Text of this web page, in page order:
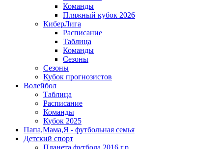
Команды
Пляжный кубок 2026
КиберЛига
Расписание
Таблица
Команды
Сезоны
Сезоны
Кубок прогнозистов
Волейбол
Таблица
Расписание
Команды
Кубок 2025
Папа,Мама,Я - футбольная семья
Детский спорт
Планета футбола 2016 г.р.